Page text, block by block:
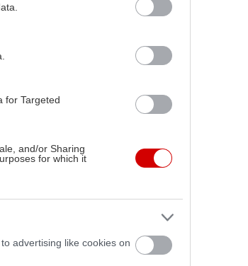
for Targeted
and/or Sharing
for which it
advertising like cookies on